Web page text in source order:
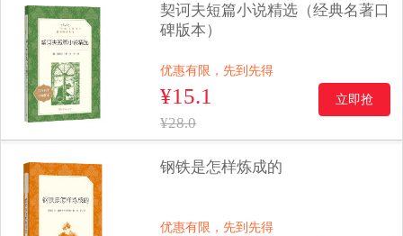
契诃夫短篇小说精选（经典名著口
碑版本）
优惠有限，先到先得
¥15.1
¥28.0
立即抢
钢铁是怎样炼成的
优惠有限，先到先得